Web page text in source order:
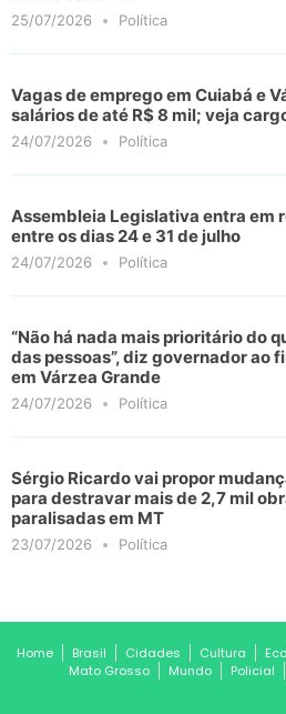
25/07/2026 Política
Vagas de emprego em Cuiabá e
salários de até R$ 8 mil; veja
24/07/2026 Política
Assembleia Legislativa entra em
entre os dias 24 e 31 de julho
24/07/2026 Política
“Não há nada mais prioritário do
das pessoas”, diz governador ao
em Várzea Grande
24/07/2026 Política
Sérgio Ricardo vai propor
para destravar mais de 2,7 mil
paralisadas em MT
23/07/2026 Política
Home Brasil Cidades Cultura
Mato Grosso
Mundo Policial